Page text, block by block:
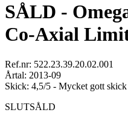
SÅLD -
Co-Axial
Ref.nr: 522.23.39.20.02.001
Årtal: 2013-09
Skick: 4,5/5 - Mycket gott skick
SLUTSÅLD